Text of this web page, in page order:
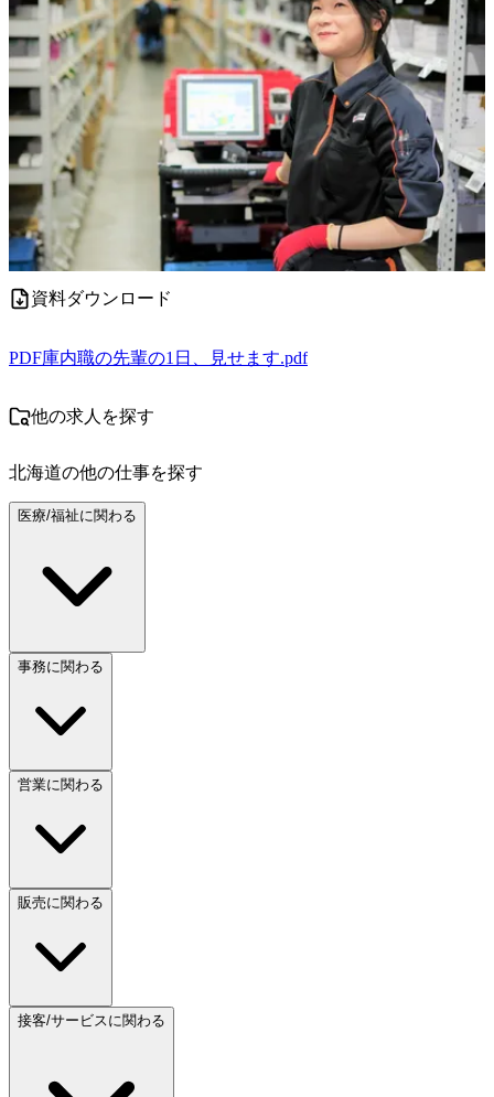
資料ダウンロード
PDF庫内職の先輩の1日、見せます.pdf
他の求人を探す
北海道の他の仕事を探す
医療/福祉に関わる
事務に関わる
営業に関わる
販売に関わる
接客/サービスに関わる